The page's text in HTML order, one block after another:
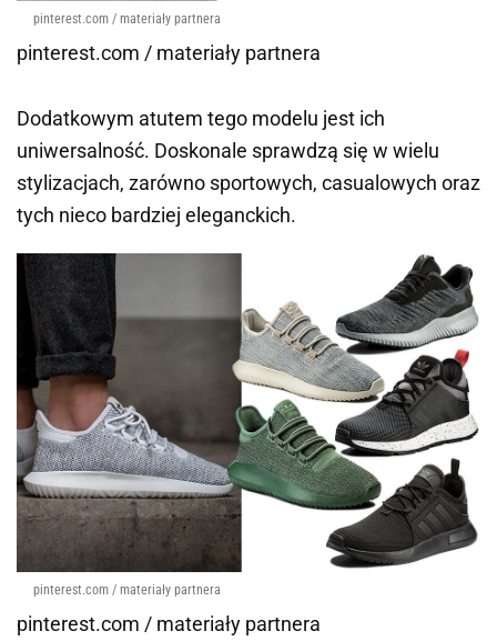
pinterest.com / materiały partnera
pinterest.com / materiały partnera
Dodatkowym atutem tego modelu jest ich
uniwersalność. Doskonale sprawdzą się w wielu
stylizacjach, zarówno sportowych, casualowych oraz
tych nieco bardziej eleganckich.
pinterest.com / materiały partnera
pinterest.com / materiały partnera